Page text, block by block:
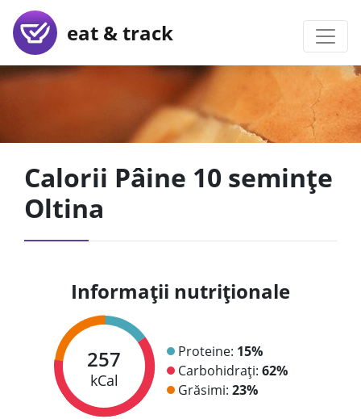
eat & track
Calorii Pâine 10 semințe
Oltina
Informații nutriționale
257
kCal
Proteine: 15%
Carbohidrați: 62%
Grăsimi: 23%